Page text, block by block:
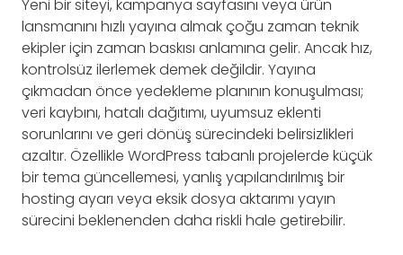
Yeni bir siteyi, kampanya sayfasını veya ürün
lansmanını hızlı yayına almak çoğu zaman teknik
ekipler için zaman baskısı anlamına gelir. Ancak hız,
kontrolsüz ilerlemek demek değildir. Yayına
çıkmadan önce yedekleme planının konuşulması;
veri kaybını, hatalı dağıtımı, uyumsuz eklenti
sorunlarını ve geri dönüş sürecindeki belirsizlikleri
azaltır. Özellikle WordPress tabanlı projelerde küçük
bir tema güncellemesi, yanlış yapılandırılmış bir
hosting ayarı veya eksik dosya aktarımı yayın
sürecini beklenenden daha riskli hale getirebilir.